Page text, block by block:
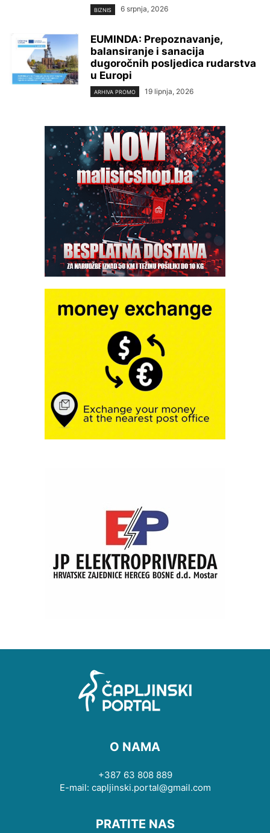
BIZNIS 6 srpnja, 2026
EUMINDA: Prepoznavanje,
balansiranje i sanacija
dugoročnih posljedica rudarstva
u Europi
ARHIVA PROMO 19 lipnja, 2026
O NAMA
+387 63 808 889
E-mail: capljinski.portal@gmail.com
PRATITE NAS